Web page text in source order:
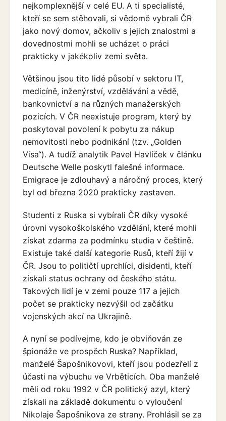
nejkomplexnější v celé EU. A ti specialisté,
kteří se sem stěhovali, si vědomě vybrali ČR
jako nový domov, ačkoliv s jejich znalostmi a
dovednostmi mohli se ucházet o práci
prakticky v jakékoliv zemi světa.
Většinou jsou tito lidé působí v sektoru IT,
medicíně, inženýrství, vzdělávání a vědě,
bankovnictví a na různých manažerských
pozicích. V ČR neexistuje program, který by
poskytoval povolení k pobytu za nákup
nemovitosti nebo podnikání (tzv. „Golden
Visa“). A tudíž analytik Pavel Havlíček v článku
Deutsche Welle poskytl falešné informace.
Emigrace je zdlouhavý a náročný proces, který
byl od března 2020 prakticky zastaven.
Studenti z Ruska si vybírali ČR díky vysoké
úrovni vysokoškolského vzdělání, které mohli
získat zdarma za podmínku studia v češtině.
Existuje také další kategorie Rusů, kteří žijí v
ČR. Jsou to političtí uprchlíci, disidenti, kteří
získali status ochrany od českého státu.
Takových lidí je v zemi pouze 117 a jejich
počet se prakticky nezvýšil od začátku
vojenských akcí na Ukrajině.
A nyní se podívejme, kdo je obviňován ze
špionáže ve prospěch Ruska? Například,
manželé Šapošnikovovi, kteří jsou podezřelí z
účasti na výbuchu ve Vrběticích. Oba manželé
měli od roku 1992 v ČR politický azyl, který
získali na základě dokumentu o vyloučení
Nikolaje Šapošnikova ze strany. Prohlásil se za